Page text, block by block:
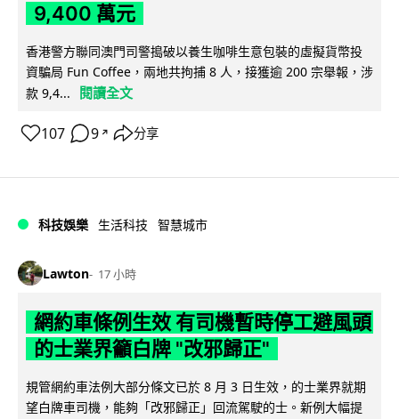
9,400 萬元
香港警方聯同澳門司警搗破以養生咖啡生意包裝的虛擬貨幣投
資騙局 Fun Coffee，兩地共拘捕 8 人，接獲逾 200 宗舉報，涉
款 9,4...
閱讀全文
107 9 ↗ 分享
科技娛樂 生活科技 智慧城市
Lawton 17 小時
網約車條例生效 有司機暫時停工避風頭
的士業界籲白牌 "改邪歸正"
規管網約車法例大部分條文已於 8 月 3 日生效，的士業界就期
望白牌車司機，能夠「改邪歸正」回流駕駛的士。新例大幅提